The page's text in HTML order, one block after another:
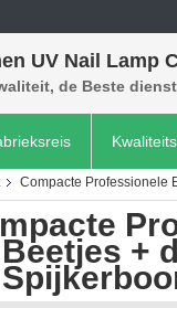
UV Nail Lamp
de Beste
Compacte Professionele
+